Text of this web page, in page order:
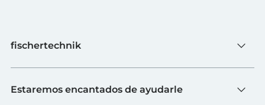
fischertechnik
Escuelas
Estaremos encantados de ayudarle